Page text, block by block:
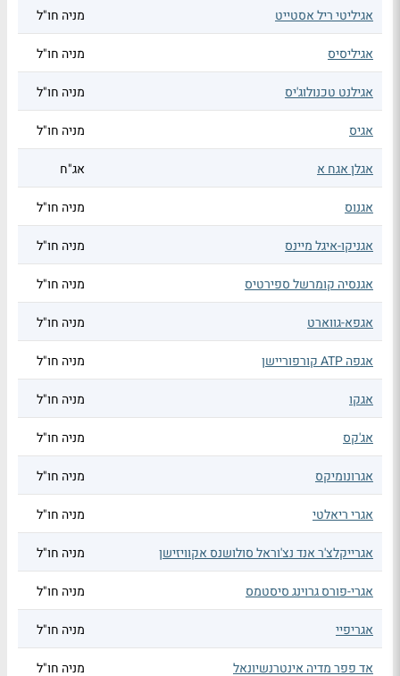
אגיליטי ריל אסטייט מניה חו"ל
אגיליסיס מניה חו"ל
אגילנט טכנולוג'יס מניה חו"ל
אגיס מניה חו"ל
אגלן אגח א אג"ח
אגנוס מניה חו"ל
אגניקו-איגל מיינס מניה חו"ל
אגנסיה קומרשל ספירטיס מניה חו"ל
אגפא-גווארט מניה חו"ל
אגפה ATP קורפוריישן מניה חו"ל
אגקו מניה חו"ל
אג'קס מניה חו"ל
אגרונומיקס מניה חו"ל
אגרי ריאלטי מניה חו"ל
אגרייקלצ'ר אנד נצ'וראל סולושנס אקוויזישן מניה חו"ל
אגרי-פורס גרוינג סיסטמס מניה חו"ל
אגריפיי מניה חו"ל
אד פפר מדיה אינטרנשיונאל מניה חו"ל